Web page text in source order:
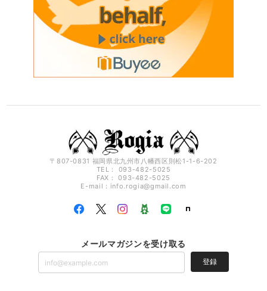
〒807-0831 福岡県北九州市八幡西区則松1-1-6-202
TEL： 093-482-5025
FAX： 093-482-5025
E-mail： info.rogia@gmail.com
メールマガジンを受け取る
登録